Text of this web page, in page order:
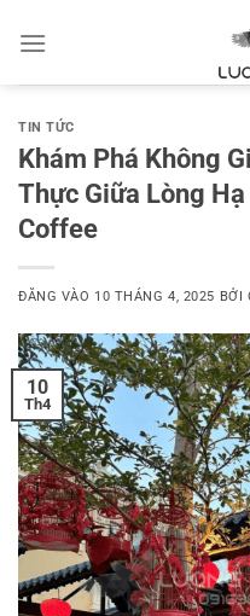
qua
TIN TỨC
Khám Phá Không
Thực Giữa Lòng
Coffee
ĐĂNG VÀO 10 THÁNG 4, 2025 BỞI
10
Th4